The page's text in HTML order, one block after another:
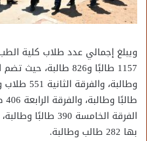
الفرقة الخامسة
بها 282 طالب وطالبة.